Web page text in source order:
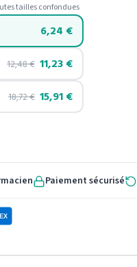
tailles confondues
6,24 €
12,48€ 11,23€
18,72€ 15,91€
Paiement sécurisé